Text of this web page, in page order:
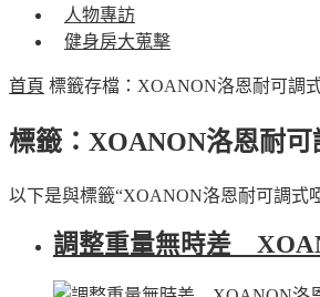
人物專訪
健身房大蒐擊
首頁 標籤存檔：XOANON洛恩耐可調
標籤：XOANON洛恩耐可
以下是與標籤“XOANON洛恩耐可調式
調整重量無時差